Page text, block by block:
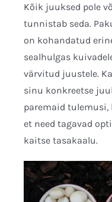
Kõik juuksed pole
tunnistab seda.
on kohandatud
sealhulgas
värvitud juustele.
sinu konkreetse
paremaid
et need tagavad
kaitse tasakaalu.